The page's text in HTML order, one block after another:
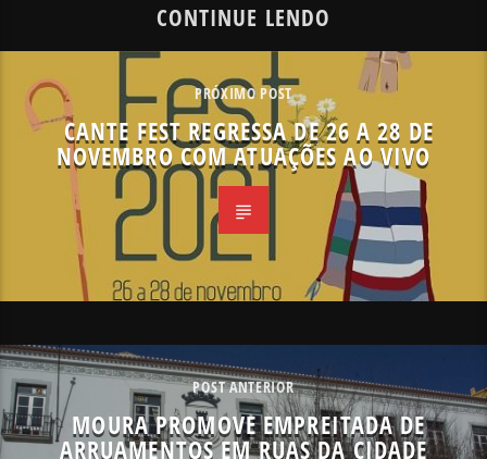
CONTINUE LENDO
PRÓXIMO POST
CANTE FEST REGRESSA DE 26 A 28 DE
NOVEMBRO COM ATUAÇÕES AO VIVO
POST ANTERIOR
MOURA PROMOVE EMPREITADA DE
ARRUAMENTOS EM RUAS DA CIDADE